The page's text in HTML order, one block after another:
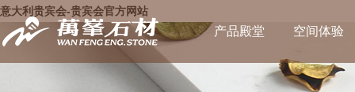
意大利贵宾会-贵宾会官方网站
产品殿堂 空间体验